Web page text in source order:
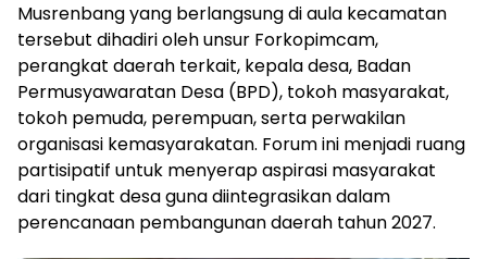
Musrenbang yang berlangsung di aula kecamatan
tersebut dihadiri oleh unsur Forkopimcam,
perangkat daerah terkait, kepala desa, Badan
Permusyawaratan Desa (BPD), tokoh masyarakat,
tokoh pemuda, perempuan, serta perwakilan
organisasi kemasyarakatan. Forum ini menjadi ruang
partisipatif untuk menyerap aspirasi masyarakat
dari tingkat desa guna diintegrasikan dalam
perencanaan pembangunan daerah tahun 2027.